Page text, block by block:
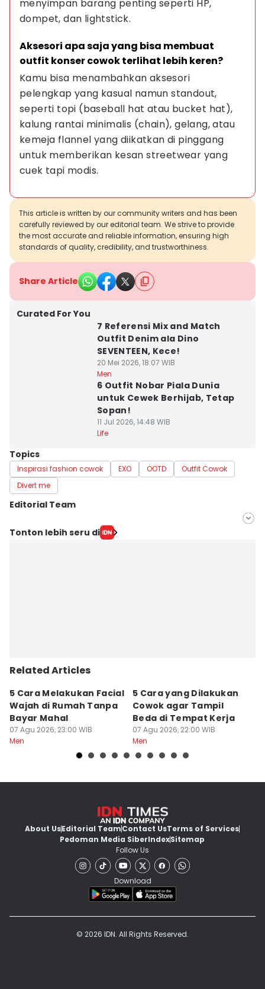
menyimpan barang penting seperti HP,
dompet, dan lightstick.
Aksesori apa saja yang bisa membuat
outfit konser cowok terlihat lebih keren?
Kamu bisa menambahkan aksesori
pelengkap yang kasual namun standout,
seperti topi (baseball hat atau bucket hat),
kalung rantai minimalis (chain), gelang, atau
kemeja flannel yang diikatkan di pinggang
untuk memberikan kesan streetwear yang
cuek tapi modis.
This article is written by our community writers and has been
carefully reviewed by our editorial team. We strive to provide
the most accurate and reliable information, ensuring high
standards of quality, credibility, and trustworthiness.
Share Article
Curated For You
7 Referensi Mix and Match
Outfit Denim ala Dino
SEVENTEEN, Kece!
20 Mei 2026, 18:07 WIB
Men
6 Outfit Nobar Piala Dunia
untuk Cewek Berhijab, Tetap
Sopan!
11 Jul 2026, 14:48 WIB
Life
Topics
Inspirasi fashion cowok EXO OOTD
Outfit Cowok
Divert me
Editorial Team
Editor
Tonton lebih seru di
Related Articles
5 Cara Melakukan Facial
Wajah di Rumah Tanpa
Bayar Mahal
07 Agu 2026, 23:00 WIB
Men
5 Cara yang Dilakukan
Cowok agar Tampil
Beda di Tempat Kerja
07 Agu 2026, 22:00 WIB
Men
About UsEditorial TeamContact UsTerms of Services
Pedoman Media SiberIndexSitemap
Follow Us
Download
© 2026 IDN. All Rights Reserved.